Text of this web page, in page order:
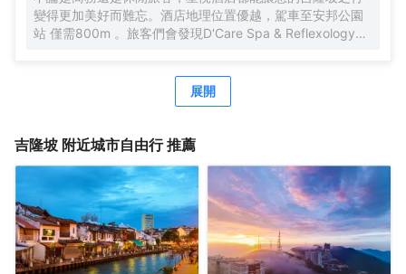
變得更加美好而難忘。酒店地理位置優越，駕車至安邦公園
站 僅需800m 。旅客們會發現D'Care Spa & Reflexology、
客，酒店還為您提供了瓶裝水。除此之外，配備有拖鞋和24
小時熱水的浴室是您消除一天疲勞的好地方。在空閒的時
自己的房間舒適的用餐，酒店可提供客房服務。若是覺得酒
的香蘭葉蛋奶煎糕、Nobu（日本料理）的Black Cod With
Miso和Restoran Rebung Chef Ismail（東南亞菜）的亞參叻
沙或許能勾起您的食慾。酒店種類繁多的休閒設施能為每一
位下榻於此的您創造多元化的休閒空間，這其中包括按摩室
和室外泳池。酒店的會議廳將熱情的服務與專業的素質完美
地結合在一起。客人如需兌換貨幣，酒店會為您提供外幣兌
展開
吉隆坡 附近城市自由行 推薦